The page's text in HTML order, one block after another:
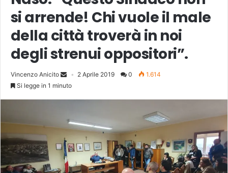
si arrende! Chi vuole il male
della città troverà in noi
degli strenui oppositori”.
Vincenzo Anicito 2 Aprile 2019 0
1.614
Si legge in 1 minuto